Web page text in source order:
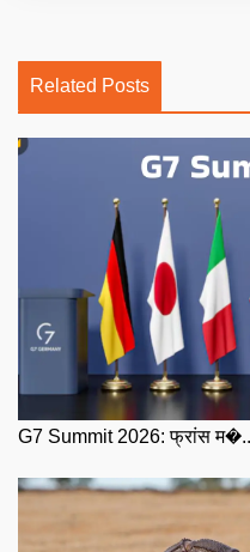
Related Posts
G7 Summit 2026: फ्रांस